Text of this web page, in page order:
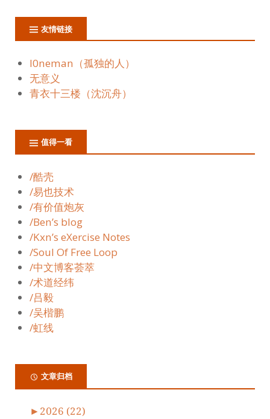
友情链接
l0neman（孤独的人）
无意义
青衣十三楼（沈沉舟）
值得一看
/酷壳
/易也技术
/有价值炮灰
/Ben’s blog
/Kxn’s eXercise Notes
/Soul Of Free Loop
/中文博客荟萃
/术道经纬
/吕毅
/吴楷鹏
/虹线
文章归档
► 2026 (22)